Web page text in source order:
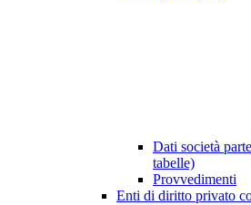
Dati società
tabelle)
Provvedimenti
Enti di diritto privato